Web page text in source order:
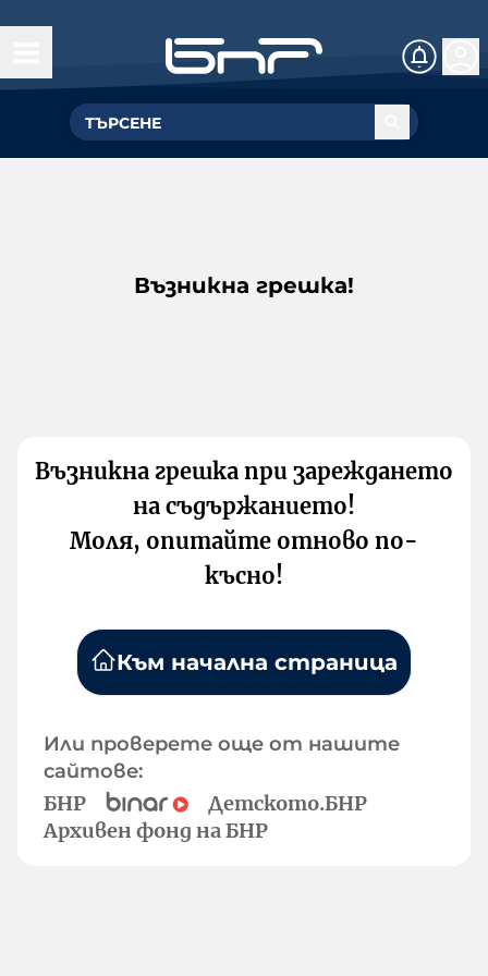
Възникна грешка!
Възникна грешка при зареждането
на съдържанието!
Моля, опитайте отново по-
късно!
Към начална страница
Или проверете още от нашите
сайтове:
БНР
Детското.БНР
Архивен фонд на БНР